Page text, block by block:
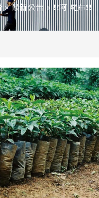
»最新公告 »❗️❗️阿 羅布❗️❗️